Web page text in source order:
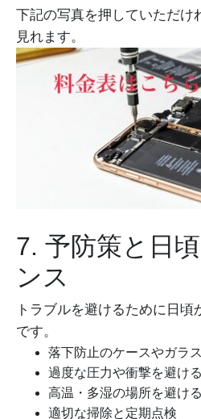
下記の写真を押していただけ
見れます。
7. 予防策と日
ンス
トラブルを避けるために日頃
です。
落下防止のケースやガラ
過度な圧力や衝撃を避ける
高温・多湿の場所を避ける
適切な掃除と定期点検